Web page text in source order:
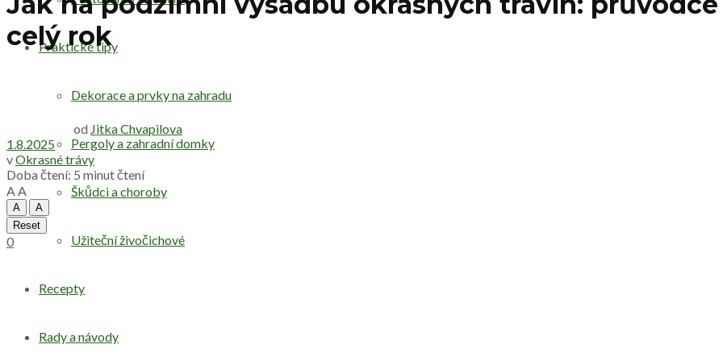
Praktické tipy
Dekorace a prvky na zahradu
Pergoly a zahradní domky
Škůdci a choroby
Užiteční živočichové
Recepty
Rady a návody
celý rok
od Jitka Chvapilova
1.8.2025
vOkrasné trávy
Doba čtení: 5 minut čtení
AA
A
A
Reset
0